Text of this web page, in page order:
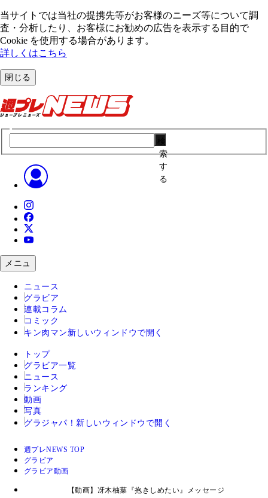
当サイトでは当社の提携先等がお客様のニーズ等について調
査・分析したり、お客様にお勧めの広告を表⽰する⽬的で
Cookie を使⽤する場合があります。
詳しくはこちら
閉じる
索
す
る
メニュ
ニュース
グラビア
連載コラム
コミック
キン肉マン 新しいウィンドウで開く
トップ
グラビア一覧
ニュース
ランキング
動画
写真
グラジャパ！ 新しいウィンドウで開く
週プレNEWS TOP
グラビア
グラビア動画
【動画】冴木柚葉『抱きしめたい』メッセージ